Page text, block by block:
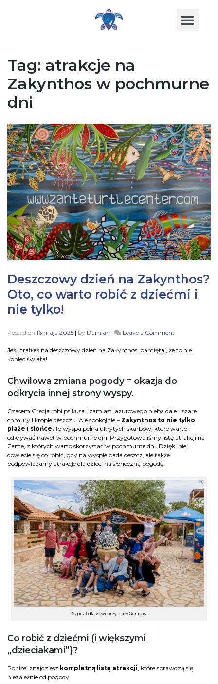
Tag: atrakcje na
Zakynthos w pochmurne
dni
Deszczowy dzień na Zakynthos?
Oto, co warto robić z dziećmi i
nie tylko!
Posted on 16 maja 2025 | by Damian | Leave a Comment
Jeśli trafiłeś na deszczowy dzień na Zakynthos, pamiętaj, że to nie
koniec świata!
Chwilowa zmiana pogody = okazja do
odkrycia innej strony wyspy.
Czasem Grecja robi psikusa i zamiast lazurowego nieba daje… szare
chmury i krople deszczu. Ale spokojnie – Zakynthos to nie tylko
plaże i słońce. To wyspa pełna ukrytych skarbów, które warto
odkrywać nawet w pochmurne dni. Przygotowaliśmy listę atrakcji na
Zante, z których warto skorzystać w pochmurne dni. Dzięki niej
dowiecie się co robić, gdy na wyspie pada deszcz, ale także
podpowiadamy atrakcje dla dzieci na słoneczną pogodę.
Szpital dla żółwi przy plaży Gerakas
Co robić z dziećmi (i większymi
„dzieciakami”)?
Poniżej znajdziesz kompletną listę atrakcji, które sprawdzą się
niezależnie od pogody.